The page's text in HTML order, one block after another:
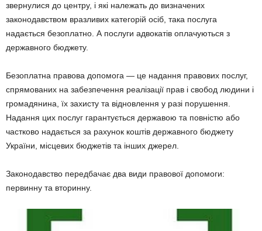
звернулися до центру, і які належать до визначених
законодавством вразливих категорій осіб, така послуга
надається безоплатно. А послуги адвокатів оплачуються з
державного бюджету.
Безоплатна правова допомога — це надання правових послуг,
спрямованих на забезпечення реалізації прав і свобод людини і
громадянина, їх захисту та відновлення у разі порушення.
Надання цих послуг гарантується державою та повністю або
частково надається за рахунок коштів державного бюджету
України, місцевих бюджетів та інших джерел.
Законодавство передбачає два види правової допомоги:
первинну та вторинну.